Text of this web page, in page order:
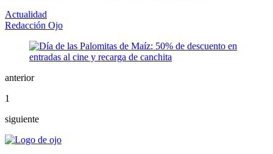
Actualidad
Redacción Ojo
anterior
1
siguiente